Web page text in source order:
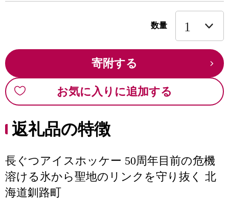
数量
寄附する
お気に入りに追加する
返礼品の特徴
長ぐつアイスホッケー 50周年目前の危機
溶ける氷から聖地のリンクを守り抜く 北
海道釧路町